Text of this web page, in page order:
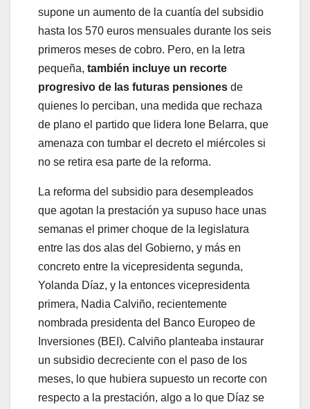
supone un aumento de la cuantía del subsidio
hasta los 570 euros mensuales durante los seis
primeros meses de cobro. Pero, en la letra
pequeña, también incluye un recorte
progresivo de las futuras pensiones de
quienes lo perciban, una medida que rechaza
de plano el partido que lidera Ione Belarra, que
amenaza con tumbar el decreto el miércoles si
no se retira esa parte de la reforma.
La reforma del subsidio para desempleados
que agotan la prestación ya supuso hace unas
semanas el primer choque de la legislatura
entre las dos alas del Gobierno, y más en
concreto entre la vicepresidenta segunda,
Yolanda Díaz, y la entonces vicepresidenta
primera, Nadia Calviño, recientemente
nombrada presidenta del Banco Europeo de
Inversiones (BEI). Calviño planteaba instaurar
un subsidio decreciente con el paso de los
meses, lo que hubiera supuesto un recorte con
respecto a la prestación, algo a lo que Díaz se